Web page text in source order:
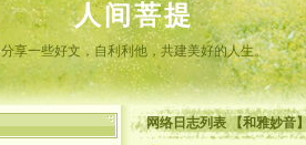
人间菩提
分享一些好文，自利利他，共建美好的人生。
网络日志列表 【和雅妙音